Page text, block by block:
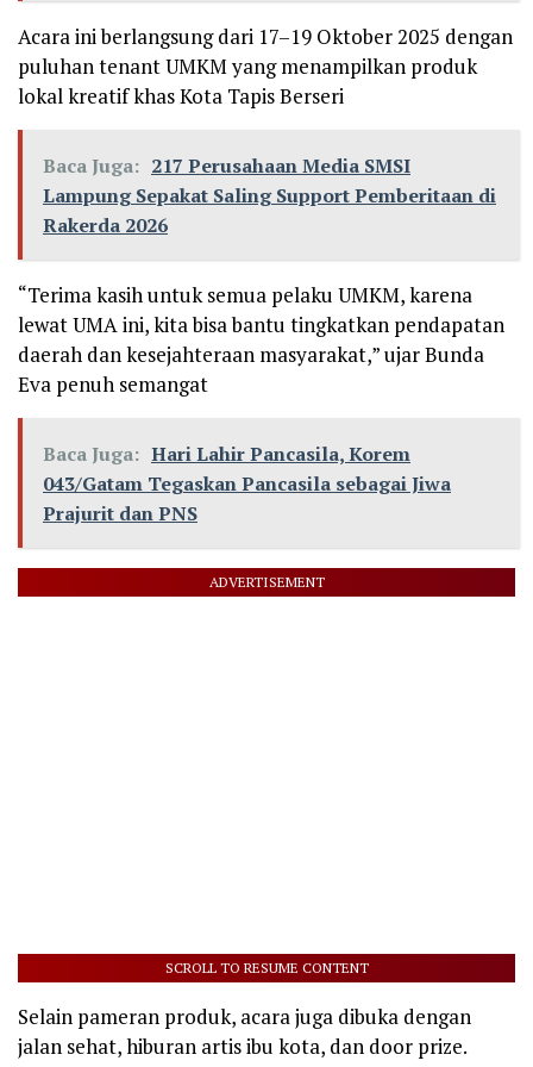
Acara ini berlangsung dari 17–19 Oktober 2025 dengan
puluhan tenant UMKM yang menampilkan produk
lokal kreatif khas Kota Tapis Berseri
Baca Juga: 217 Perusahaan Media SMSI
Lampung Sepakat Saling Support Pemberitaan di
Rakerda 2026
“Terima kasih untuk semua pelaku UMKM, karena
lewat UMA ini, kita bisa bantu tingkatkan pendapatan
daerah dan kesejahteraan masyarakat,” ujar Bunda
Eva penuh semangat
Baca Juga: Hari Lahir Pancasila, Korem
043/Gatam Tegaskan Pancasila sebagai Jiwa
Prajurit dan PNS
ADVERTISEMENT
SCROLL TO RESUME CONTENT
Selain pameran produk, acara juga dibuka dengan
jalan sehat, hiburan artis ibu kota, dan door prize.